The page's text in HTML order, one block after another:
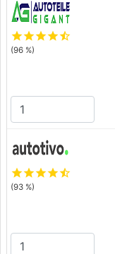
starstarstarstarstar_half
(96 %)
starstarstarstarstar_half
(93 %)